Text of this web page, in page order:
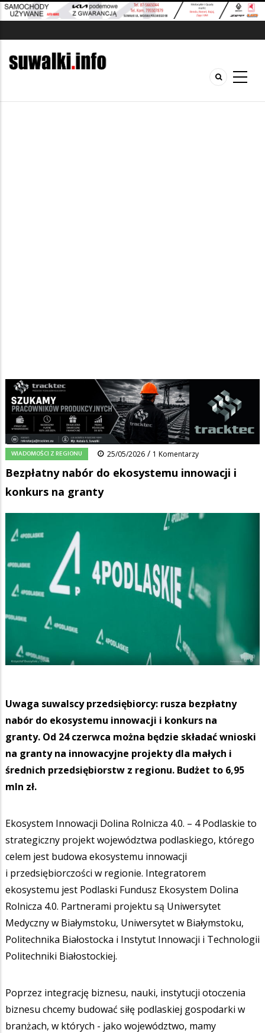
Ścieżka
nawigacyjna
Strona główna Wiadomości/Wiadomości z regionu
Bezpłatny nabór do ekosystemu innowacji i konkurs na granty
FacebookPinterest Tumblr
0 Reddit Share
WIADOMOŚCI Z REGIONU 25/05/2026 / 1 Komentarzy
Bezpłatny nabór do ekosystemu innowacji i
konkurs na granty
Uwaga suwalscy przedsiębiorcy: rusza bezpłatny
nabór do ekosystemu innowacji i konkurs na
granty. Od 24 czerwca można będzie składać wnioski
na granty na innowacyjne projekty dla małych i
średnich przedsiębiorstw z regionu. Budżet to 6,95
mln zł.
Ekosystem Innowacji Dolina Rolnicza 4.0. – 4 Podlaskie to
strategiczny projekt województwa podlaskiego, którego
celem jest budowa ekosystemu innowacji
i przedsiębiorczości w regionie. Integratorem
ekosystemu jest Podlaski Fundusz Ekosystem Dolina
Rolnicza 4.0. Partnerami projektu są Uniwersytet
Medyczny w Białymstoku, Uniwersytet w Białymstoku,
Politechnika Białostocka i Instytut Innowacji i Technologii
Politechniki Białostockiej.
Poprzez integrację biznesu, nauki, instytucji otoczenia
biznesu chcemy budować siłę podlaskiej gospodarki w
branżach, w których - jako województwo, mamy